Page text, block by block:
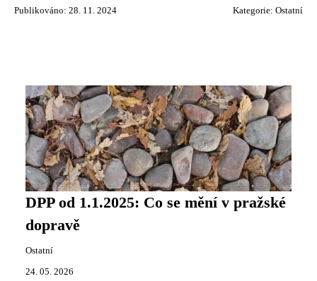
Publikováno: 28. 11. 2024 Kategorie: Ostatní
DPP od 1.1.2025: Co se mění v pražské
dopravě
Ostatní
24. 05. 2026